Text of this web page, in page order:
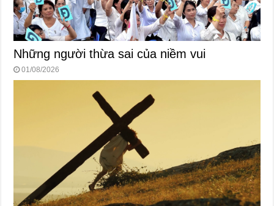
Những người thừa sai của niềm vui
01/08/2026